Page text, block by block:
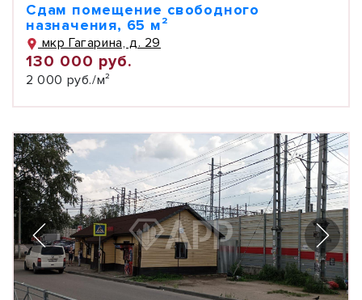
Сдам помещение свободного
назначения, 65 м²
мкр Гагарина, д. 29
130 000 руб.
2 000 руб./м²